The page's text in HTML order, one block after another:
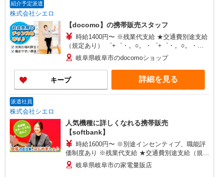
紹介予定派遣
株式会社シエロ
【docomo】の携帯販売スタッフ
時給1400円〜 ※残業代支給 ★交通費別途支給
（規定あり） ゜+゜・。○。・゜+゜・。○。・゜
+゜ 入社祝い金10万円支給(規定有) お友達を紹介
頂くと, インセンティブ支給(規定有) ★月2回払
い・週払い可能（規程有）★ ゜・。○。・゜
+゜・。○。・゜+゜
岐阜県岐阜市のdocomoショップ
キープ 詳細を見る
派遣社員
株式会社シエロ
人気機種に詳しくなれる携帯販売
【softbank】
時給1600円〜 ※別途インセンティブ、職能評
価制度あり ※残業代支給 ★交通費別途支給（規定
あり） ゜+゜・。○。・゜+゜・。○。・゜+゜ 入
社祝い金10万円支給(規定有) お友達を紹介頂くと,
岐阜県岐阜市の家電量販店